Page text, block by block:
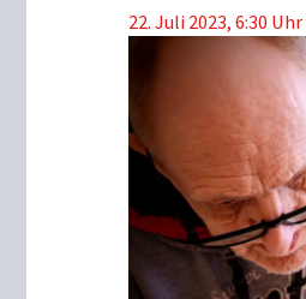
22. Juli 2023, 6:30 Uhr